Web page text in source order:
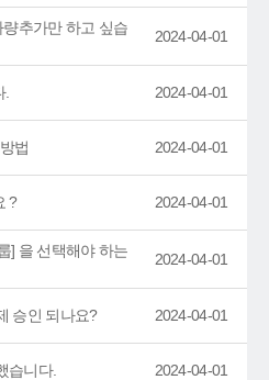
추가만 하고 싶습
2024-04-01
. 2024-04-01
법 2024-04-01
? 2024-04-01
] 을 선택해야 하는
2024-04-01
승인 되나요? 2024-04-01
습니다. 2024-04-01